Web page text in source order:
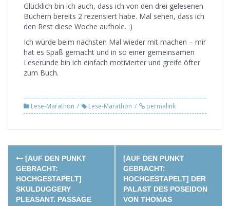
Glücklich bin ich auch, dass ich von den drei gelesenen
Büchern bereits 2 rezensiert habe. Mal sehen, dass ich
den Rest diese Woche aufhole. :)
Ich würde beim nächsten Mal wieder mit machen – mir
hat es Spaß gemacht und in so einer gemeinsamen
Leserunde bin ich einfach motivierter und greife öfter
zum Buch.
Lese-Marathon Lese-Marathon permalink
Post
navigation
[AUF DEN PUNKT
GEBRACHT:
HOCHGESTAPELT]
SKULDUGGERY
PLEASANT. PASSAGE
[AUF DEN PUNKT
GEBRACHT:
HOCHGESTAPELT] DER
PALAST DES POSEIDON
VON THOMAS